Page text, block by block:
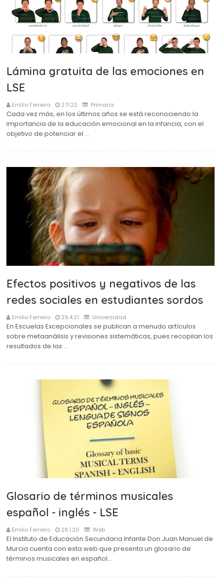
Lámina gratuita de las emociones en
LSE
Emilio Ferreiro 2.11.22 Primaria
Cada vez más, en los últimos años se está reconociendo la
importancia de la educación emocional en la infancia, con el
objetivo de potenciar el …
Efectos positivos y negativos de las
redes sociales en estudiantes sordos
Emilio Ferreiro 29.4.21 Universidad
En Escuelas Excepcionales se publican a menudo artículos
sobre metaanálisis y revisiones sistemáticas, pues recopilan los
resultados de las …
Glosario de términos musicales
español - inglés - LSE
Emilio Ferreiro 28.1.20 Web
El Instituto de Educación Secundaria Infante Don Juan Manuel de
Murcia cuenta con esta web que presenta un glosario de
términos musicales en español…